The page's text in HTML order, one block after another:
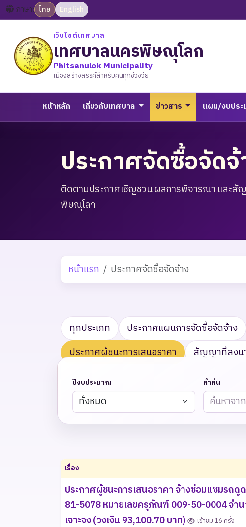
ภาษา: ไทย English
เว็บไซต์เทศบาล
เทศบาลนครพิษณุโลก
Phitsanulok Municipality
เมืองสร้างสรรค์สำหรับคนทุกช่วงวัย
หน้าหลัก เกี่ยวกับเทศบาล ข่าวสาร แผน/งบปร
ประกาศจัดซื้อจัดจ้
ติดตามประกาศเชิญชวน ผลการพิจารณา และสั
พิษณุโลก
หน้าแรก ประกาศจัดซื้อจัดจ้าง
ทุกประเภท ประกาศแผนการจัดซื้อจัดจ้าง
ประกาศผู้ชนะการเสนอราคา
สัญญาที่ลงน
ปีงบประมาณ คำค้น
เรื่อง
ประกาศผู้ชนะการเสนอราคา จ้างซ่อมแซมรถดู
81-5078 หมายเลขครุภัณฑ์ 009-50-0004 จำน
เจาะจง (วงเงิน 93,100.70 บาท)
เข้าชม 16 ครั้ง